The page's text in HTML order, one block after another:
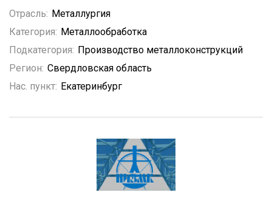
Отрасль: Металлургия
Категория: Металлообработка
Подкатегория: Производство металлоконструкций
Регион: Свердловская область
Нас. пункт: Екатеринбург